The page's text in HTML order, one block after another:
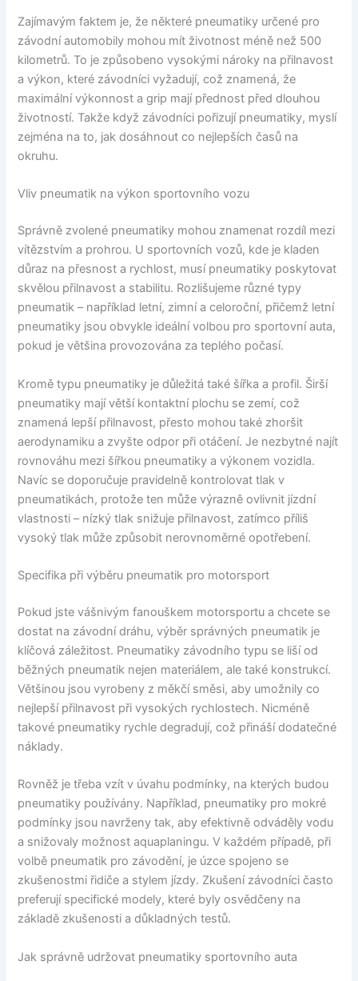
Zajímavým faktem je, že některé pneumatiky určené pro
závodní automobily mohou mít životnost méně než 500
kilometrů. To je způsobeno vysokými nároky na přilnavost
a výkon, které závodníci vyžadují, což znamená, že
maximální výkonnost a grip mají přednost před dlouhou
životností. Takže když závodníci pořizují pneumatiky, myslí
zejména na to, jak dosáhnout co nejlepších časů na
okruhu.
Vliv pneumatik na výkon sportovního vozu
Správně zvolené pneumatiky mohou znamenat rozdíl mezi
vítězstvím a prohrou. U sportovních vozů, kde je kladen
důraz na přesnost a rychlost, musí pneumatiky poskytovat
skvělou přilnavost a stabilitu. Rozlišujeme různé typy
pneumatik – například letní, zimní a celoroční, přičemž letní
pneumatiky jsou obvykle ideální volbou pro sportovní auta,
pokud je většina provozována za teplého počasí.
Kromě typu pneumatiky je důležitá také šířka a profil. Širší
pneumatiky mají větší kontaktní plochu se zemí, což
znamená lepší přilnavost, přesto mohou také zhoršit
aerodynamiku a zvyšte odpor při otáčení. Je nezbytné najít
rovnováhu mezi šířkou pneumatiky a výkonem vozidla.
Navíc se doporučuje pravidelně kontrolovat tlak v
pneumatikách, protože ten může výrazně ovlivnit jízdní
vlastnosti – nízký tlak snižuje přilnavost, zatímco příliš
vysoký tlak může způsobit nerovnoměrné opotřebení.
Specifika při výběru pneumatik pro motorsport
Pokud jste vášnivým fanouškem motorsportu a chcete se
dostat na závodní dráhu, výběr správných pneumatik je
klíčová záležitost. Pneumatiky závodního typu se liší od
běžných pneumatik nejen materiálem, ale také konstrukcí.
Většinou jsou vyrobeny z měkčí směsi, aby umožnily co
nejlepší přilnavost při vysokých rychlostech. Nicméně
takové pneumatiky rychle degradují, což přináší dodatečné
náklady.
Rovněž je třeba vzít v úvahu podmínky, na kterých budou
pneumatiky používány. Například, pneumatiky pro mokré
podmínky jsou navrženy tak, aby efektivně odváděly vodu
a snižovaly možnost aquaplaningu. V každém případě, při
volbě pneumatik pro závodění, je úzce spojeno se
zkušenostmi řidiče a stylem jízdy. Zkušení závodníci často
preferují specifické modely, které byly osvědčeny na
základě zkušenosti a důkladných testů.
Jak správně udržovat pneumatiky sportovního auta